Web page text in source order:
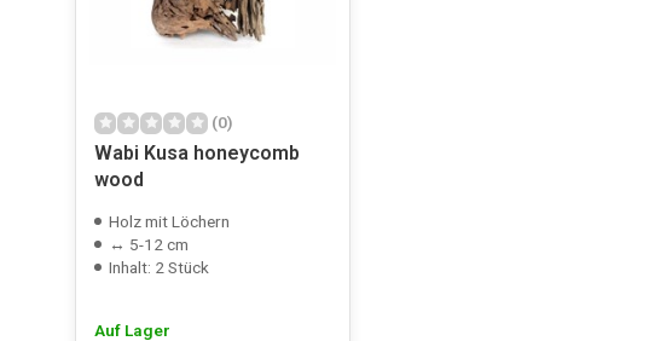
(0)
Wabi Kusa honeycomb
wood
Holz mit Löchern
↔ 5-12 cm
Inhalt: 2 Stück
Auf Lager